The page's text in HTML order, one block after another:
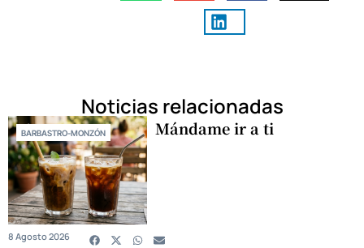
Noticias relacionadas
BARBASTRO-MONZÓN Mándame ir a ti
8 Agosto 2026